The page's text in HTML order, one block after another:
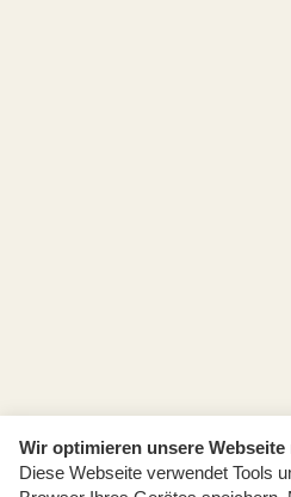
Wir optimieren unsere
Diese Webseite verwendet Tools